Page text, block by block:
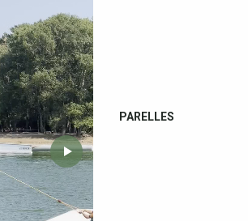
PARELLES